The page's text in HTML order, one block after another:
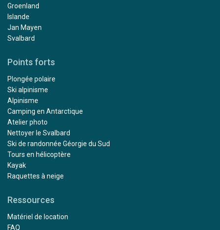
Groenland
Islande
Jan Mayen
Svalbard
Points forts
Plongée polaire
Ski alpinisme
Alpinisme
Camping en Antarctique
Atelier photo
Nettoyer le Svalbard
Ski de randonnée Géorgie du Sud
Tours en hélicoptère
Kayak
Raquettes à neige
Ressources
Matériel de location
FAQ